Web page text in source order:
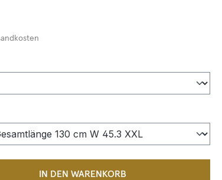
Gib den gewünschten Wert
IN DEN WARENKORB